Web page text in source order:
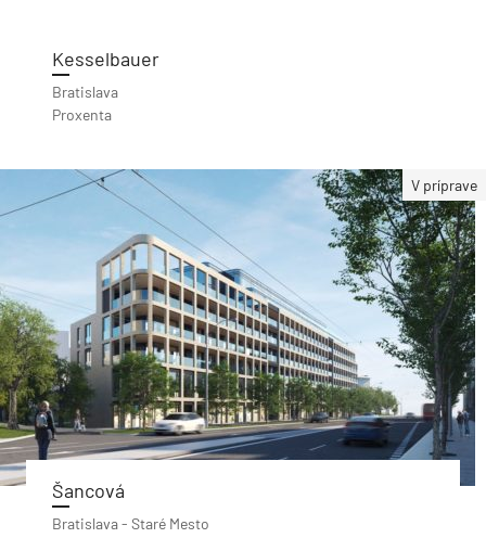
Kesselbauer
Bratislava
Proxenta
V príprave
Šancová
Bratislava - Staré Mesto